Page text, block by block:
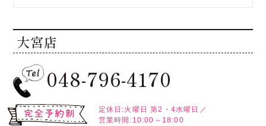
大宮店
048-796-4170
定休日:火曜日 第2・4水曜日／
営業時間:10:00～18:00